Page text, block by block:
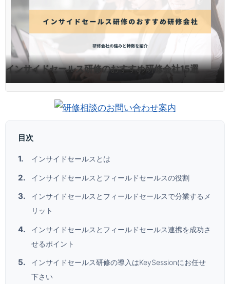
インサイドセールス研修のおすすめ研修会社15選
目次
インサイドセールスとは
インサイドセールスとフィールドセールスの役割
インサイドセールスとフィールドセールスで分業するメ
リット
インサイドセールスとフィールドセールス連携を成功さ
せるポイント
インサイドセールス研修の導入はKeySessionにお任せ
下さい